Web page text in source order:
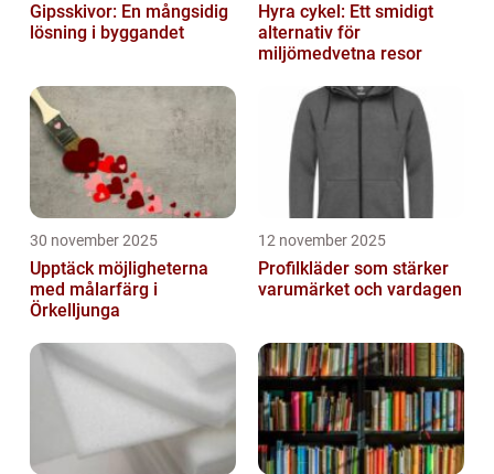
Gipsskivor: En mångsidig
lösning i byggandet
Hyra cykel: Ett smidigt
alternativ för
miljömedvetna resor
30 november 2025
Upptäck möjligheterna
med målarfärg i
Örkelljunga
12 november 2025
Profilkläder som stärker
varumärket och vardagen